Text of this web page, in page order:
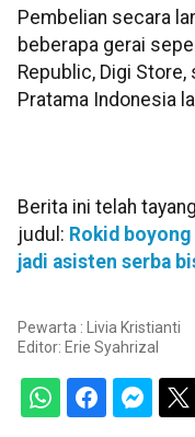
Pembelian secara
beberapa gerai
Republic, Digi
Pratama Indonesia
Berita ini telah
judul: Rokid
jadi asisten serba
Pewarta : Livia Kristianti
Editor: Erie Syahrizal